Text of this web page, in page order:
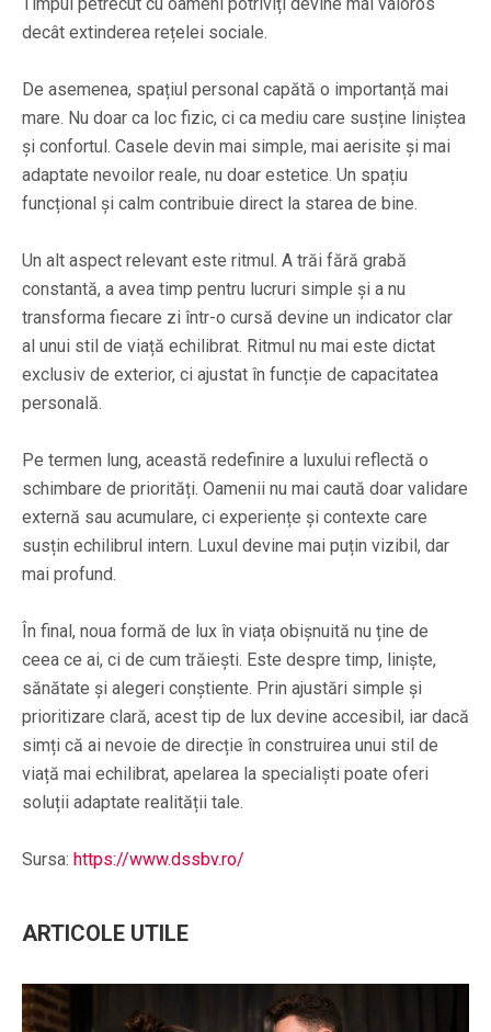
decât extinderea rețelei sociale.
De asemenea, spațiul personal capătă o importanță mai
mare. Nu doar ca loc fizic, ci ca mediu care susține liniștea
și confortul. Casele devin mai simple, mai aerisite și mai
adaptate nevoilor reale, nu doar estetice. Un spațiu
funcțional și calm contribuie direct la starea de bine.
Un alt aspect relevant este ritmul. A trăi fără grabă
constantă, a avea timp pentru lucruri simple și a nu
transforma fiecare zi într-o cursă devine un indicator clar
al unui stil de viață echilibrat. Ritmul nu mai este dictat
exclusiv de exterior, ci ajustat în funcție de capacitatea
personală.
Pe termen lung, această redefinire a luxului reflectă o
schimbare de priorități. Oamenii nu mai caută doar validare
externă sau acumulare, ci experiențe și contexte care
susțin echilibrul intern. Luxul devine mai puțin vizibil, dar
mai profund.
În final, noua formă de lux în viața obișnuită nu ține de
ceea ce ai, ci de cum trăiești. Este despre timp, liniște,
sănătate și alegeri conștiente. Prin ajustări simple și
prioritizare clară, acest tip de lux devine accesibil, iar dacă
simți că ai nevoie de direcție în construirea unui stil de
viață mai echilibrat, apelarea la specialiști poate oferi
soluții adaptate realității tale.
Sursa: https://www.dssbv.ro/
ARTICOLE UTILE